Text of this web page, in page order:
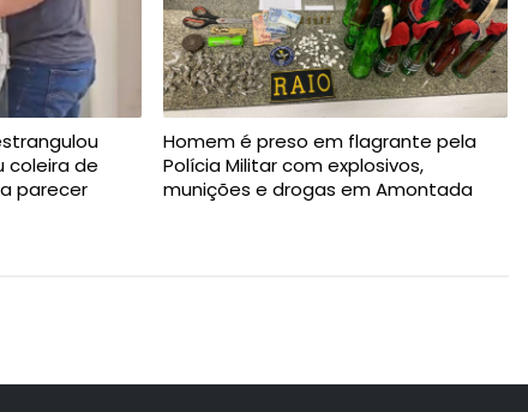
coleira de
parecer
Homem é preso em flagrante pela
Polícia Militar com explosivos,
munições e drogas em Amontada